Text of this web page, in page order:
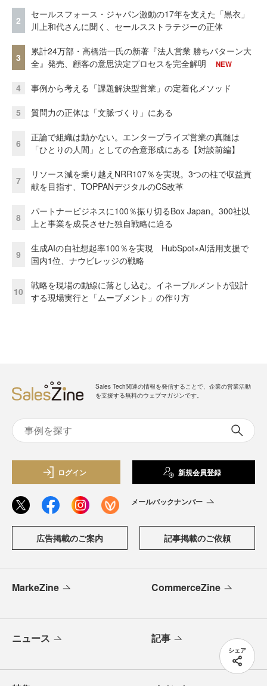
シェア
2
セールスフォース・ジャパン激動の17年を支えた「黒衣」
川上和代さんに聞く、セールスストラテジーの正体
3
累計24万部・高橋浩一氏の新著『法人営業 勝ちパターン大
全』発売、顧客の意思決定プロセスを完全解明
NEW
4 事例から考える「課題解決型営業」の定着化メソッド
5 質問力の正体は「文脈づくり」にある
6
正論で組織は動かない。エンタープライズ営業の真髄は
「ひとりの人間」としての合意形成にある【対談前編】
7
リソース減を乗り越えNRR107％を実現。3つの柱で収益貢
献を目指す、TOPPANデジタルのCS改革
8
パートナービジネスに100％振り切るBox Japan。300社以
上と事業を成長させた独自戦略に迫る
9
生成AIの自社想起率100％を実現 HubSpot×AI活用支援で
国内1位、ナウビレッジの戦略
10
戦略を現場の動線に落とし込む。イネーブルメントが設計
する現場実行と「ムーブメント」の作り方
Sales Tech関連の情報を発信することで、企業の営業活動
を支援する無料のウェブマガジンです。
ログイン 新規会員登録
メールバックナンバー
広告掲載のご案内 記事掲載のご依頼
MarkeZine CommerceZine
ニュース 記事